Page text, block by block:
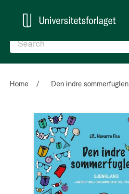
Home Den indre sommerfuglen